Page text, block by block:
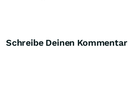
Schreibe Deinen Kommentar